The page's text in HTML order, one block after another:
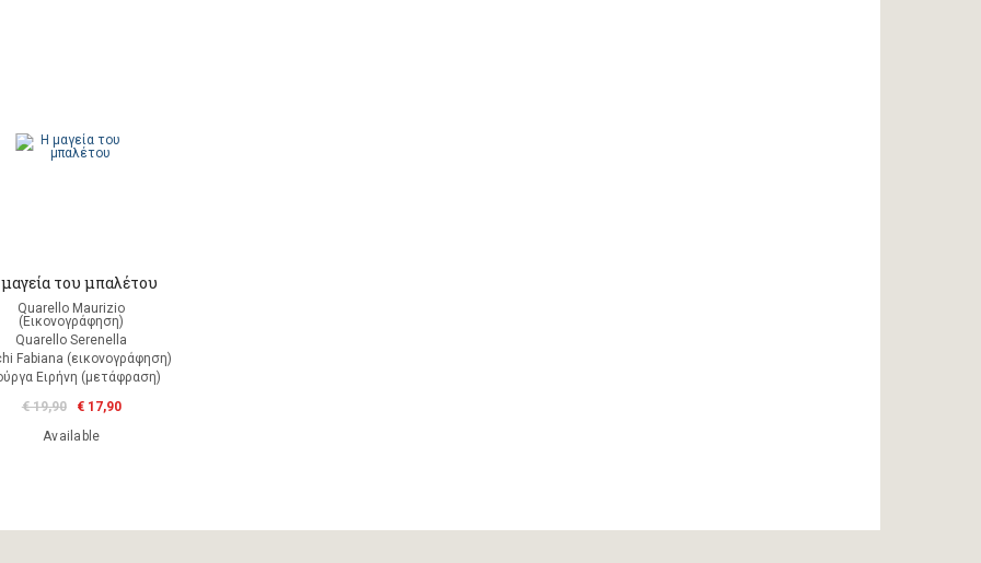
του μπαλέτου
Quarello Maurizio
(Εικονογράφηση)
Quarello Serenella
Fabiana (εικονογράφηση)
Ειρήνη (μετάφραση)
€ 19,90
€ 17,90
Available